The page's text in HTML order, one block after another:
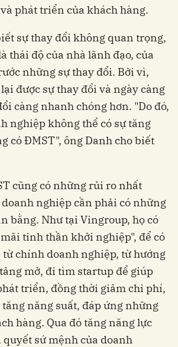
phát triển của khách hàng.
sự thay đổi không quan trọng,
thái độ của nhà lãnh đạo, của
những sự thay đổi. Bởi vì,
được sự thay đổi và ngày càng
càng nhanh chóng hơn. "Do đó,
nghiệp không thể có sự tăng
có ĐMST", ông Danh cho biết
cũng có những rủi ro nhất
nghiệp cần phải có những
bằng. Như tại Vingroup, họ có
tinh thần khởi nghiệp", để có
chính doanh nghiệp, từ hướng
mở, đi tìm startup để giúp
triển, đồng thời giảm chi phí,
năng suất, đáp ứng những
hàng. Qua đó tăng năng lực
sứ mệnh của doanh